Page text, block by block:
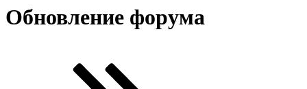
Обновление форума